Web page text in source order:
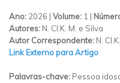
Ano: 2026 | Volume: 1 |
Autores: N. Cl.K. M. e Silva
Autor Correspondente: N.
Link Externo para Artigo
Palavras-chave: Pessoa